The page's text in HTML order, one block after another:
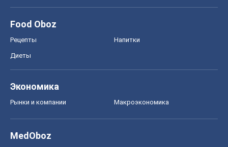
Food Oboz
Рецепты Напитки
Диеты
Экономика
Рынки и компании Mакроэкономика
MedOboz